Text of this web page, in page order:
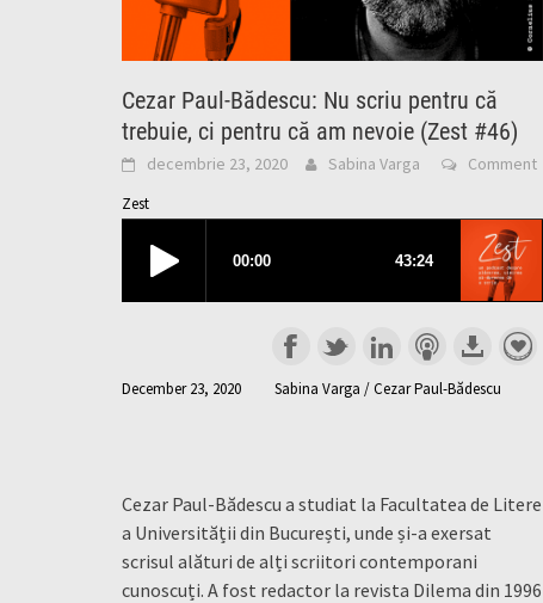
Cezar Paul-Bădescu: Nu scriu pentru că
trebuie, ci pentru că am nevoie (Zest #46)
decembrie 23, 2020 Sabina Varga Comment
Zest
December 23, 2020 Sabina Varga / Cezar Paul-Bădescu
Cezar Paul-Bădescu a studiat la Facultatea de Litere
a Universității din București, unde și-a exersat
scrisul alături de alți scriitori contemporani
cunoscuți. A fost redactor la revista Dilema din 1996